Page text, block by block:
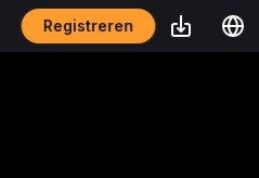
Registreren